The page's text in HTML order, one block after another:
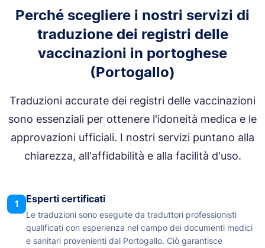
Perché scegliere i nostri servizi di
traduzione dei registri delle
vaccinazioni in portoghese
(Portogallo)
Traduzioni accurate dei registri delle vaccinazioni
sono essenziali per ottenere l'idoneità medica e le
approvazioni ufficiali. I nostri servizi puntano alla
chiarezza, all'affidabilità e alla facilità d'uso.
1 Esperti certificati
Le traduzioni sono eseguite da traduttori professionisti
qualificati con esperienza nel campo dei documenti medici
e sanitari provenienti dal Portogallo. Ciò garantisce